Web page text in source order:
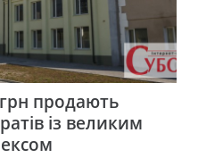
продають
із великим